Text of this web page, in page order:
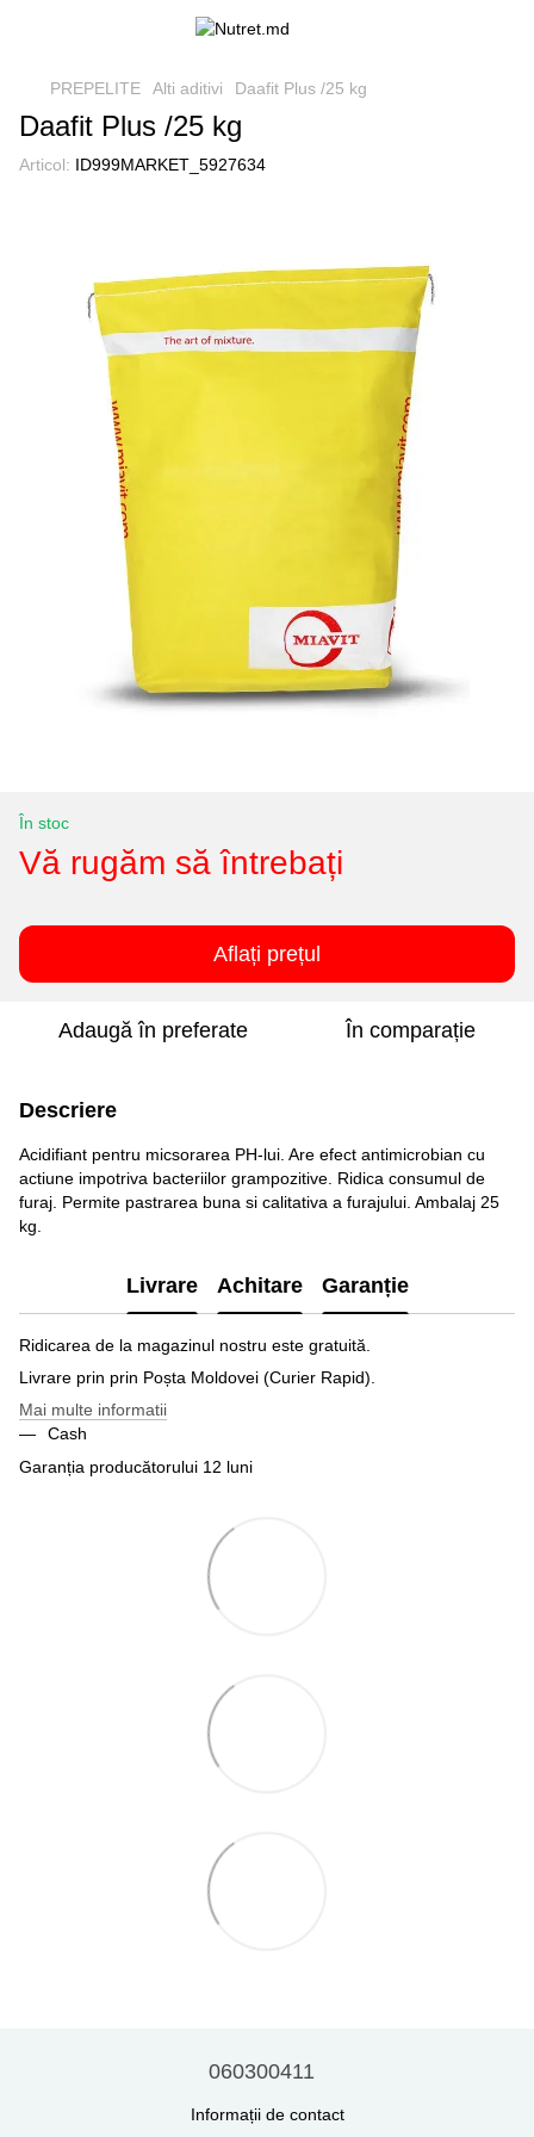
PREPELITE Alti aditivi Daafit Plus /25 kg
Daafit Plus /25 kg
Articol: ID999MARKET_5927634
În stoc
Vă rugăm să întrebați
Aflați prețul
Adaugă în preferate În comparație
Descriere
Acidifiant pentru micsorarea PH-lui. Are efect antimicrobian cu
actiune impotriva bacteriilor grampozitive. Ridica consumul de
furaj. Permite pastrarea buna si calitativa a furajului. Ambalaj 25
kg.
Livrare Achitare Garanție
Ridicarea de la magazinul nostru este gratuită.
Livrare prin prin Poșta Moldovei (Curier Rapid).
Mai multe informatii
Cash
Garanția producătorului 12 luni
060300411
Informații de contact